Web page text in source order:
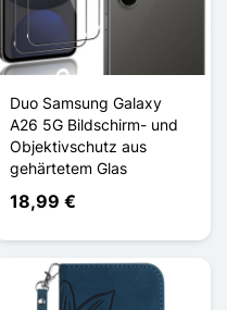
Duo Samsung Galaxy
A26 5G Bildschirm- und
Objektivschutz aus
gehärtetem Glas
18,99 €